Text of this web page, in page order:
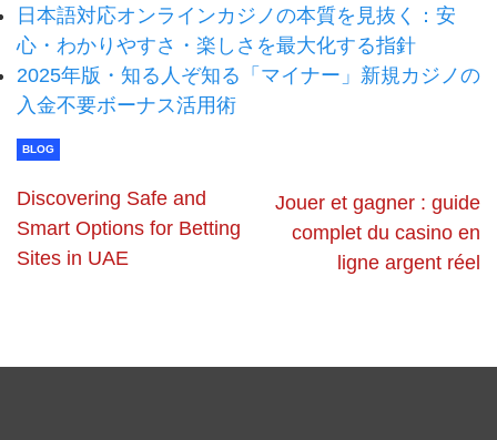
日本語対応オンラインカジノの本質を見抜く：安
心・わかりやすさ・楽しさを最大化する指針
2025年版・知る人ぞ知る「マイナー」新規カジノの
入金不要ボーナス活用術
BLOG
Discovering Safe and
Smart Options for Betting
Sites in UAE
Jouer et gagner : guide
complet du casino en
ligne argent réel